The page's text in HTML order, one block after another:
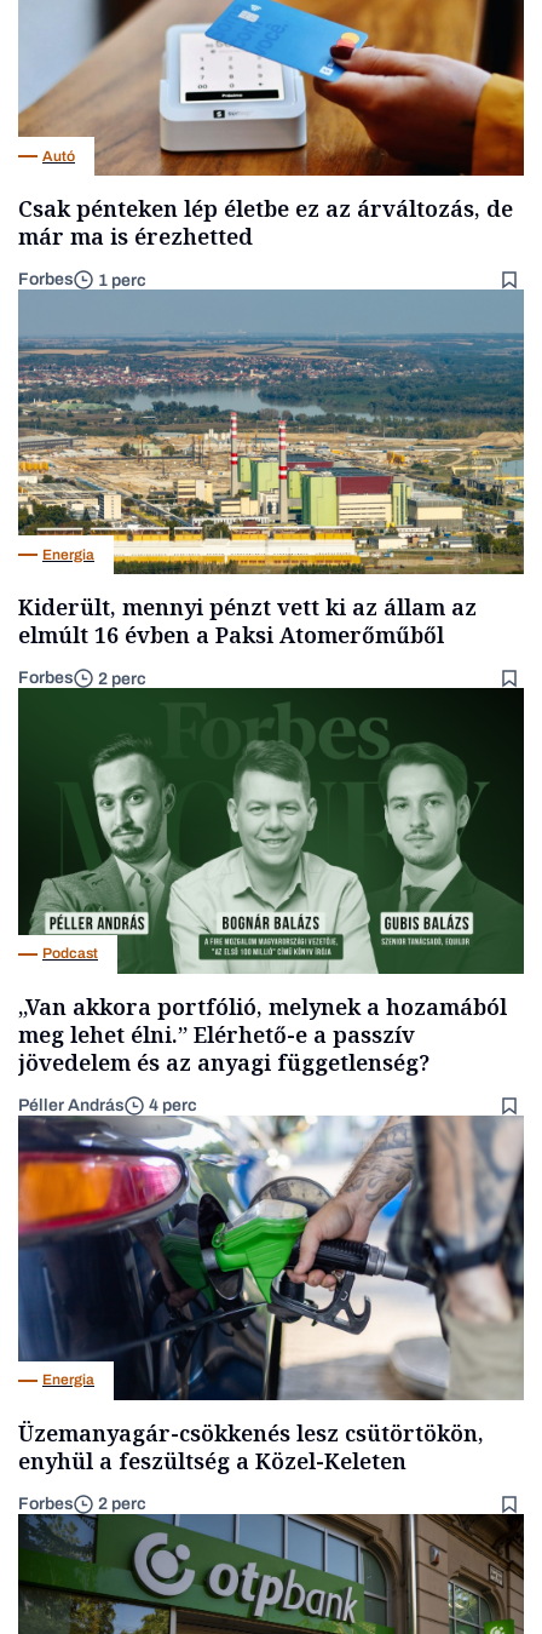
Autó
Csak pénteken lép életbe ez az árváltozás, de
már ma is érezhetted
Forbes 1 perc
Energia
Kiderült, mennyi pénzt vett ki az állam az
elmúlt 16 évben a Paksi Atomerőműből
Forbes 2 perc
Podcast
„Van akkora portfólió, melynek a hozamából
meg lehet élni.” Elérhető-e a passzív
jövedelem és az anyagi függetlenség?
Péller András 4 perc
Energia
Üzemanyagár-csökkenés lesz csütörtökön,
enyhül a feszültség a Közel-Keleten
Forbes 2 perc